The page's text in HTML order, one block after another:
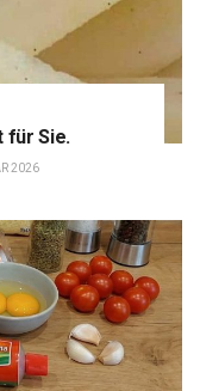
für Sie.
2026